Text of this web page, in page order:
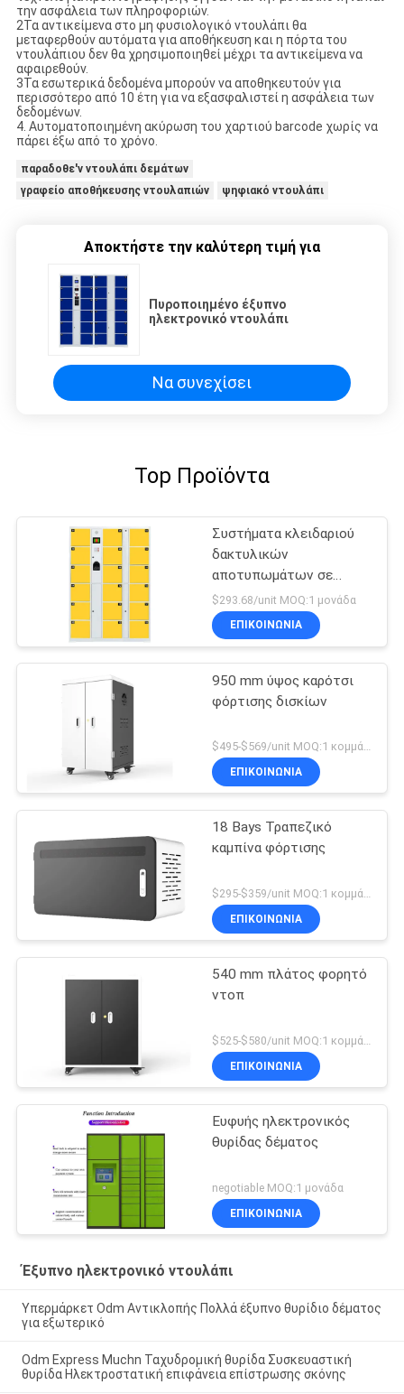
την ασφάλεια των πληροφοριών.
2Τα αντικείμενα στο μη φυσιολογικό ντουλάπι θα
μεταφερθούν αυτόματα για αποθήκευση και η πόρτα του
ντουλάπιου δεν θα χρησιμοποιηθεί μέχρι τα αντικείμενα να
αφαιρεθούν.
3Τα εσωτερικά δεδομένα μπορούν να αποθηκευτούν για
περισσότερο από 10 έτη για να εξασφαλιστεί η ασφάλεια των
δεδομένων.
4. Αυτοματοποιημένη ακύρωση του χαρτιού barcode χωρίς να
πάρει έξω από το χρόνο.
παραδοθε'ν ντουλάπι δεμάτων
γραφείο αποθήκευσης ντουλαπιών
ψηφιακό ντουλάπι
Αποκτήστε την καλύτερη τιμή για
Πυροποιημένο έξυπνο
ηλεκτρονικό ντουλάπι
Να συνεχίσει
Top Προϊόντα
Συστήματα κλειδαριού
δακτυλικών
αποτυπωμάτων σε
σούπερ μάρκετ
$293.68/unit MOQ:1 μονάδα
ΕΠΙΚΟΙΝΩΝΊΑ
950 mm ύψος καρότσι
φόρτισης δισκίων
$495-$569/unit MOQ:1 κομμάτι
ΕΠΙΚΟΙΝΩΝΊΑ
18 Bays Τραπεζικό
καμπίνα φόρτισης
$295-$359/unit MOQ:1 κομμάτι
ΕΠΙΚΟΙΝΩΝΊΑ
540 mm πλάτος φορητό
ντοπ
ΕΠΙΚΟΙΝΩΝΊΑ
Ευφυής ηλεκτρονικός
θυρίδας δέματος
negotiable MOQ:1 μονάδα
ΕΠΙΚΟΙΝΩΝΊΑ
Έξυπνο ηλεκτρονικό ντουλάπι
Υπερμάρκετ Odm Αντικλοπής Πολλά έξυπνο θυρίδιο δέματος
για εξωτερικό
Odm Express Muchn Ταχυδρομική θυρίδα Συσκευαστική
θυρίδα Ηλεκτροστατική επιφάνεια επίστρωσης σκόνης